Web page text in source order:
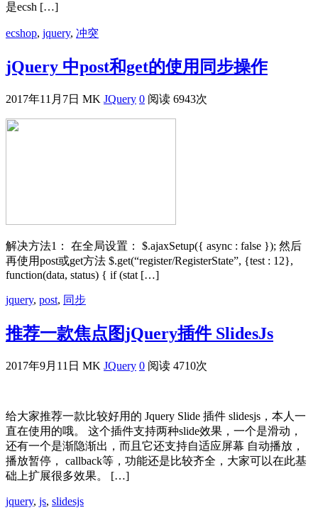
是ecsh […]
ecshop, jquery, 冲突
jQuery 中post和get的使用同步操作
2017年11月7日 MK JQuery 0 阅读 6943次
解决方法1： 在全局设置： $.ajaxSetup({ async : false }); 然后
再使用post或get方法 $.get(“register/RegisterState”, {test : 12},
function(data, status) { if (stat […]
jquery, post, 同步
推荐一款焦点图jQuery插件 SlidesJs
2017年9月11日 MK JQuery 0 阅读 4710次
给大家推荐一款比较好用的 Jquery Slide 插件 slidesjs，本人一
直在使用的哦。 这个插件支持两种slide效果，一个是滑动，
还有一个是渐隐渐出，而且它还支持自适应屏幕 自动播放，
播放暂停， callback等，功能还是比较齐全，大家可以在此基
础上扩展很多效果。 […]
jquery, js, slidesjs